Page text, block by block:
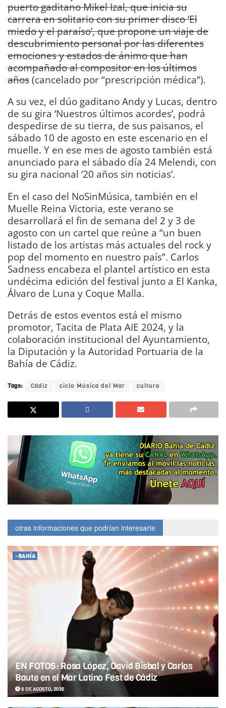
puerto gaditano Mikel Izal, que inicia su
carrera en solitario con su primer disco ‘El
miedo y el paraíso’, que propone un viaje de
descubrimiento personal por las diferentes
emociones y estados de ánimo que han
acompañado al compositor en los últimos
años(cancelado por “prescripción médica”).
A su vez, el dúo gaditano Andy y Lucas, dentro
de su gira ‘Nuestros últimos acordes’, podrá
despedirse de su tierra, de sus paisanos, el
sábado 10 de agosto en este escenario en el
muelle. Y en ese mes de agosto también está
anunciado para el sábado día 24 Melendi, con
su gira nacional ‘20 años sin noticias’.
En el caso del NoSinMúsica, también en el
Muelle Reina Victoria, este verano se
desarrollará el fin de semana del 2 y 3 de
agosto con un cartel que reúne a “un buen
listado de los artistas más actuales del rock y
pop del momento en nuestro país”. Carlos
Sadness encabeza el plantel artístico en esta
undécima edición del festival junto a El Kanka,
Álvaro de Luna y Coque Malla.
Detrás de estos eventos está el mismo
promotor, Tacita de Plata AIE 2024, y la
colaboración institucional del Ayuntamiento,
la Diputación y la Autoridad Portuaria de la
Bahía de Cádiz.
Tags: Cádiz ciclo Música del Mar cultura
otras informaciones que podrían interesarte
-BAHÍA
EN FOTOS: Rosa López, David Bisbal y Carlos
Baute en el Mar Latino Fest de Cádiz
8 DE AGOSTO, 2026